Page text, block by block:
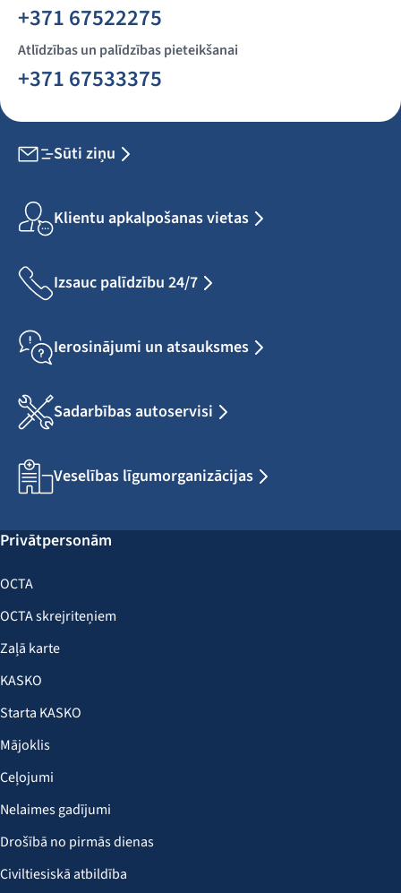
+371 67522275
Atlīdzības un palīdzības pieteikšanai
+371 67533375
Sūti ziņu
Klientu apkalpošanas vietas
Izsauc palīdzību 24/7
Ierosinājumi un atsauksmes
Sadarbības autoservisi
Veselības līgumorganizācijas
Privātpersonām
OCTA
OCTA skrejriteņiem
Zaļā karte
KASKO
Starta KASKO
Mājoklis
Ceļojumi
Nelaimes gadījumi
Drošībā no pirmās dienas
Civiltiesiskā atbildība